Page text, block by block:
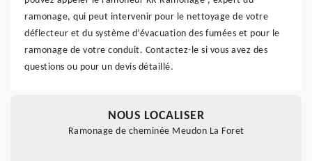
ramonage, qui peut intervenir pour le nettoyage de votre
déflecteur et du système d’évacuation des fumées et pour le
ramonage de votre conduit. Contactez-le si vous avez des
questions ou pour un devis détaillé.
NOUS LOCALISER
Ramonage de cheminée Meudon La Foret